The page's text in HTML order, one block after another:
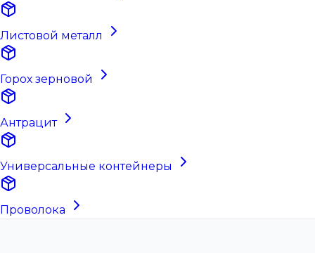
Листовой металл
Горох зерновой
Антрацит
Универсальные контейнеры
Проволока